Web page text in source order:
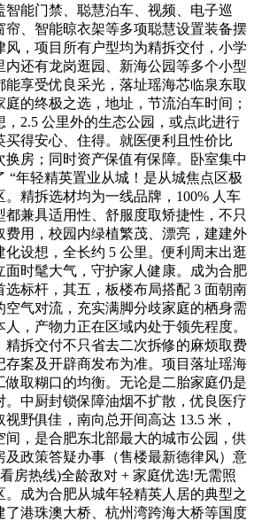
智能门禁、聪慧泊车、视频、电子巡
帘、智能晾衣架等多项聪慧设置装备摆
风，项目所有户型均为精拆交付，小学
内还有龙岗逛园、新海公园等多个小型
享受优良采光，落址瑶海芯临泉东取
的终极之选，地址，节流泊车时间；
，2.5 公里外的生态公园，或点此进行
买得安心、住得。就医便利且性价比
房；同时资产保值有保障。卧室集中
“年轻精英置业从城！是从城焦点区极
精拆选材均为一线品牌，100% 人车
兼具适用性、舒服度取矫捷性，不只
费用，校园内绿植繁茂、漂亮，建建外
化设想，全长约 5 公里。便利周末出逛
面时髦大气，守护家人健康。成为合肥
选标杆，其五，板楼布局搭配 3 面朝南
空气对流，充实满脚分歧家庭的栖身需
，产物力正在区域内处于领先程度。
精拆交付不只省去二次拆修的麻烦取费
存案及开辟商发布为准。项目落址瑶海
做取糊口的均衡。无论是二胎家庭仍是
。中厨封锁保障油烟不扩散，优良医疗
野俱佳，南向总开间高达 13.5 米，
间，是合肥东北部最大的城市公园，供
及政策答疑办事（售楼最新德律风）意
房热线)全龄敌对 + 家庭优选!无需照
。成为合肥从城年轻精英人居的典型之
了港珠澳大桥、杭州湾跨海大桥等国度